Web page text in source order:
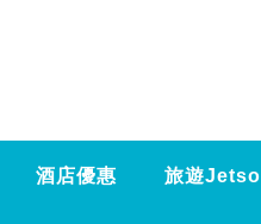
酒店優惠 旅遊Jetso